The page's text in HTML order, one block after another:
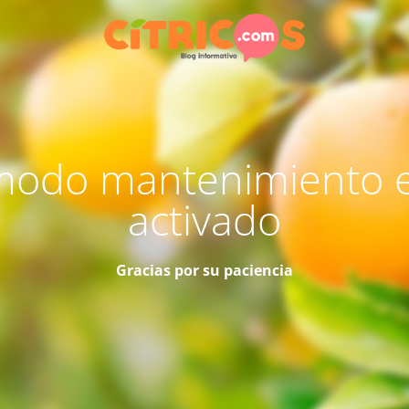
mantenimiento
activado
Gracias por su paciencia